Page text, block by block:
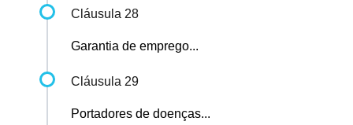
Cláusula 28
Garantia de emprego...
Cláusula 29
Portadores de doenças...